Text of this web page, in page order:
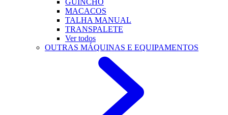
GUINCHO
MACACOS
TALHA MANUAL
TRANSPALETE
Ver todos
OUTRAS MÁQUINAS E EQUIPAMENTOS